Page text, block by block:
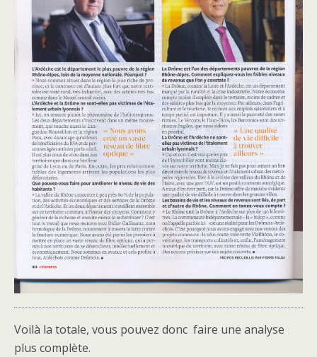
Voilà la totale, vous pouvez donc faire une analyse
plus complète.